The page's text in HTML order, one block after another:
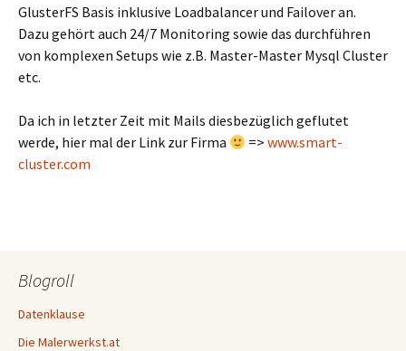
GlusterFS Basis inklusive Loadbalancer und Failover an.
Dazu gehört auch 24/7 Monitoring sowie das durchführen
von komplexen Setups wie z.B. Master-Master Mysql Cluster
etc.
Da ich in letzter Zeit mit Mails diesbezüglich geflutet
werde, hier mal der Link zur Firma
=>www.smart-
cluster.com
Blogroll
Datenklause
Die Malerwerkst.at